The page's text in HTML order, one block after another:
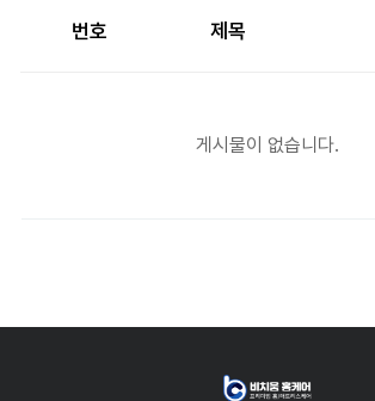
번호 제목
게시물이 없습니다.